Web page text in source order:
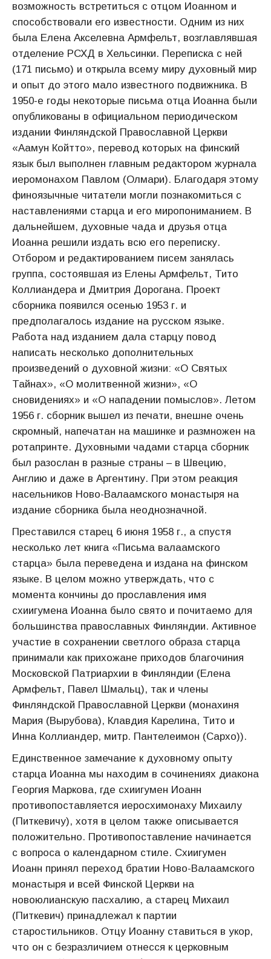
возможность встретиться с отцом Иоанном и
способствовали его известности. Одним из них
была Елена Акселевна Армфельт, возглавлявшая
отделение РСХД в Хельсинки. Переписка с ней
(171 письмо) и открыла всему миру духовный мир
и опыт до этого мало известного подвижника. В
1950-е годы некоторые письма отца Иоанна были
опубликованы в официальном периодическом
издании Финляндской Православной Церкви
«Аамун Койтто», перевод которых на финский
язык был выполнен главным редактором журнала
иеромонахом Павлом (Олмари). Благодаря этому
финоязычные читатели могли познакомиться с
наставлениями старца и его миропониманием. В
дальнейшем, духовные чада и друзья отца
Иоанна решили издать всю его переписку.
Отбором и редактированием писем занялась
группа, состоявшая из Елены Армфельт, Тито
Коллиандера и Дмитрия Дорогана. Проект
сборника появился осенью 1953 г. и
предполагалось издание на русском языке.
Работа над изданием дала старцу повод
написать несколько дополнительных
произведений о духовной жизни: «О Святых
Тайнах», «О молитвенной жизни», «О
сновидениях» и «О нападении помыслов». Летом
1956 г. сборник вышел из печати, внешне очень
скромный, напечатан на машинке и размножен на
ротапринте. Духовными чадами старца сборник
был разослан в разные страны – в Швецию,
Англию и даже в Аргентину. При этом реакция
насельников Ново-Валаамского монастыря на
издание сборника была неоднозначной.
Преставился старец 6 июня 1958 г., а спустя
несколько лет книга «Письма валаамского
старца» была переведена и издана на финском
языке. В целом можно утверждать, что с
момента кончины до прославления имя
схиигумена Иоанна было свято и почитаемо для
большинства православных Финляндии. Активное
участие в сохранении светлого образа старца
принимали как прихожане приходов благочиния
Московской Патриархии в Финляндии (Елена
Армфельт, Павел Шмальц), так и члены
Финляндской Православной Церкви (монахиня
Мария (Вырубова), Клавдия Карелина, Тито и
Инна Коллиандер, митр. Пантелеимон (Сархо)).
Единственное замечание к духовному опыту
старца Иоанна мы находим в сочинениях диакона
Георгия Маркова, где схиигумен Иоанн
противопоставляется иеросхимонаху Михаилу
(Питкевичу), хотя в целом также описывается
положительно. Противопоставление начинается
с вопроса о календарном стиле. Схиигумен
Иоанн принял переход братии Ново-Валаамского
монастыря и всей Финской Церкви на
новоюлианскую пасхалию, а старец Михаил
(Питкевич) принадлежал к партии
старостильников. Отцу Иоанну ставиться в укор,
что он с безразличием отнесся к церковным